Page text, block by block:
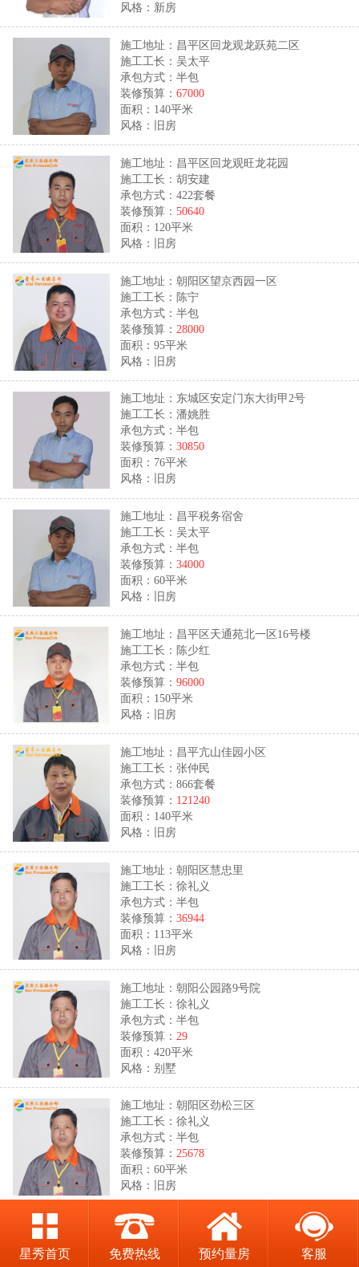
风格：新房
施工地址：昌平区回龙观龙跃苑二区
施工工长：吴太平
承包方式：半包
装修预算：67000
面积：140平米
风格：旧房
施工地址：昌平区回龙观旺龙花园
施工工长：胡安建
承包方式：422套餐
装修预算：50640
面积：120平米
风格：旧房
施工地址：朝阳区望京西园一区
施工工长：陈宁
承包方式：半包
装修预算： 28000
面积：95平米
风格：旧房
施工地址：东城区安定门东大街甲2号
施工工长：潘姚胜
承包方式：半包
装修预算：30850
面积：76平米
风格：旧房
施工地址：昌平税务宿舍
施工工长：吴太平
承包方式：半包
装修预算：34000
面积：60平米
风格：旧房
施工地址：昌平区天通苑北一区16号楼
施工工长：陈少红
承包方式：半包
装修预算：96000
面积：150平米
风格：旧房
施工地址：昌平亢山佳园小区
施工工长：张仲民
承包方式：866套餐
装修预算： 121240
面积：140平米
风格：旧房
施工地址：朝阳区慧忠里
施工工长：徐礼义
承包方式：半包
装修预算：36944
面积：113平米
风格：旧房
施工地址：朝阳公园路9号院
施工工长：徐礼义
承包方式：半包
装修预算： 29
面积：420平米
风格：别墅
施工地址：朝阳区劲松三区
施工工长：徐礼义
承包方式：半包
装修预算：25678
面积：60平米
风格：旧房
施工地址：通州区青青家园
施工工长：闫明中
承包方式：半包
星秀首页 免费热线 预约量房 客服